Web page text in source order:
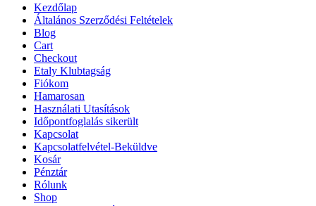
Kezdőlap
Általános Szerződési Feltételek
Blog
Cart
Checkout
Etaly Klubtagság
Fiókom
Hamarosan
Használati Utasítások
Időpontfoglalás sikerült
Kapcsolat
Kapcsolatfelvétel-Beküldve
Kosár
Pénztár
Rólunk
Shop